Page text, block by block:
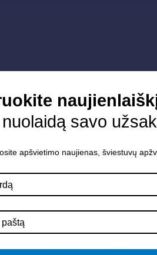
savo
apšvietimo naujienas, šviestuvų